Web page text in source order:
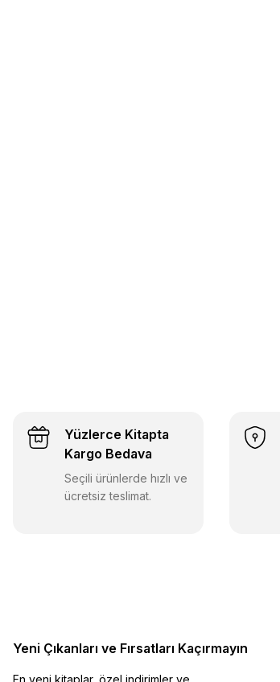
Yüzlerce Kitapta
Kargo Bedava
Seçili ürünlerde hızlı ve
ücretsiz teslimat.
Yeni Çıkanları ve Fırsatları Kaçırmayın
En yeni kitaplar, özel indirimler ve